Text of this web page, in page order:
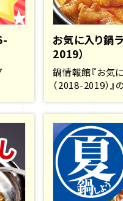
お気に入り鍋
2019）
鍋情報館『お気
（2018-2019）』